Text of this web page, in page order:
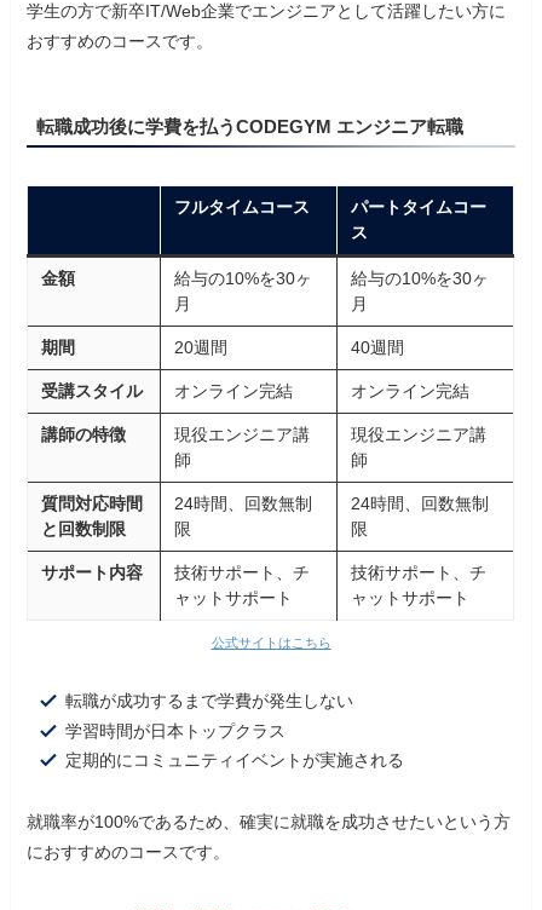
学生の方で新卒IT/Web企業でエンジニアとして活躍したい方に
おすすめのコースです。
転職成功後に学費を払うCODEGYM エンジニア転職
フルタイムコース
パートタイムコー
ス
金額
給与の10%を30ヶ
月
給与の10%を30ヶ
月
期間 20週間 40週間
受講スタイル オンライン完結 オンライン完結
講師の特徴
現役エンジニア講
師
現役エンジニア講
師
質問対応時間
と回数制限
24時間、回数無制
限
24時間、回数無制
限
サポート内容
技術サポート、チ
ャットサポート
技術サポート、チ
ャットサポート
公式サイトはこちら
転職が成功するまで学費が発生しない
学習時間が日本トップクラス
定期的にコミュニティイベントが実施される
就職率が100%であるため、確実に就職を成功させたいという方
におすすめのコースです。